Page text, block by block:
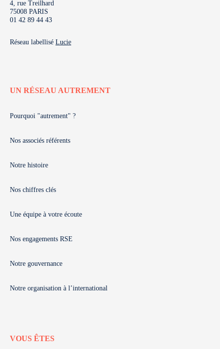
4, rue Treilhard
75008 PARIS
01 42 89 44 43
Réseau labellisé Lucie
UN RÉSEAU AUTREMENT
Pourquoi "autrement" ?
Nos associés référents
Notre histoire
Nos chiffres clés
Une équipe à votre écoute
Nos engagements RSE
Notre gouvernance
Notre organisation à l’international
VOUS ÊTES